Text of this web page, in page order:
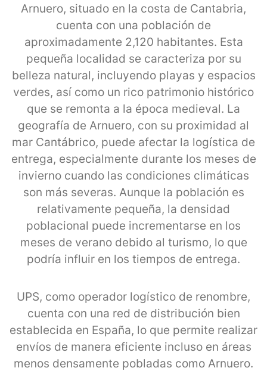
Arnuero, situado en la costa de Cantabria,
cuenta con una población de
aproximadamente 2,120 habitantes. Esta
pequeña localidad se caracteriza por su
belleza natural, incluyendo playas y espacios
verdes, así como un rico patrimonio histórico
que se remonta a la época medieval. La
geografía de Arnuero, con su proximidad al
mar Cantábrico, puede afectar la logística de
entrega, especialmente durante los meses de
invierno cuando las condiciones climáticas
son más severas. Aunque la población es
relativamente pequeña, la densidad
poblacional puede incrementarse en los
meses de verano debido al turismo, lo que
podría influir en los tiempos de entrega.
UPS, como operador logístico de renombre,
cuenta con una red de distribución bien
establecida en España, lo que permite realizar
envíos de manera eficiente incluso en áreas
menos densamente pobladas como Arnuero.